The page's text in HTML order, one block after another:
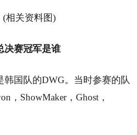
(相关资料图)
决赛冠军是谁
韩国队的DWG。当时参赛的队
，ShowMaker，Ghost，